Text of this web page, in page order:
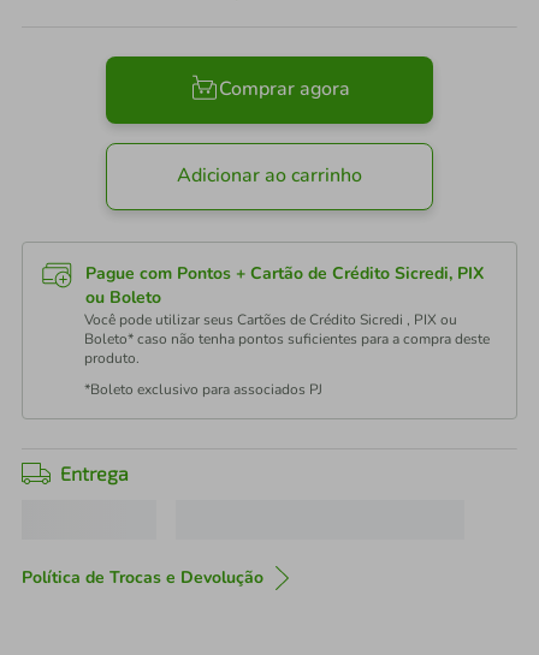
Comprar agora
Adicionar ao carrinho
Pague com Pontos + Cartão de Crédito Sicredi, PIX
ou Boleto
Você pode utilizar seus Cartões de Crédito Sicredi , PIX ou
Boleto* caso não tenha pontos suficientes para a compra deste
produto.
*Boleto exclusivo para associados PJ
Entrega
Política de Trocas e Devolução